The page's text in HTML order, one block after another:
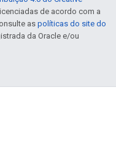
de acordo com a
aspolíticas do site do
da Oracle e/ou